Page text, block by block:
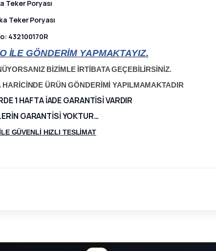
Teker Poryası
Teker Poryası
432100170R
İLE GÖNDERİM YAPMAKTAYIZ.
BİZİMLE İRTİBATA GEÇEBİLİRSİNİZ.
ÜRÜN GÖNDERİMİ YAPILMAMAKTADIR
1 HAFTA İADE GARANTİSİ VARDIR
GARANTİSİ YOKTUR…
GÜVENLİ HIZLI TESLİMAT